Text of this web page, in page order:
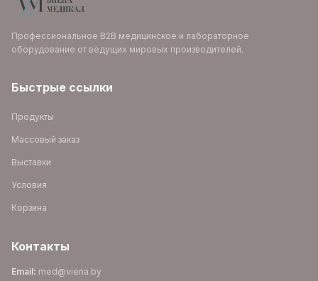
Профессиональное B2B медицинское и лабораторное
оборудование от ведущих мировых производителей.
Быстрые ссылки
Продукты
Массовый заказ
Выставки
Условия
Корзина
Контакты
Email: med@viena.by